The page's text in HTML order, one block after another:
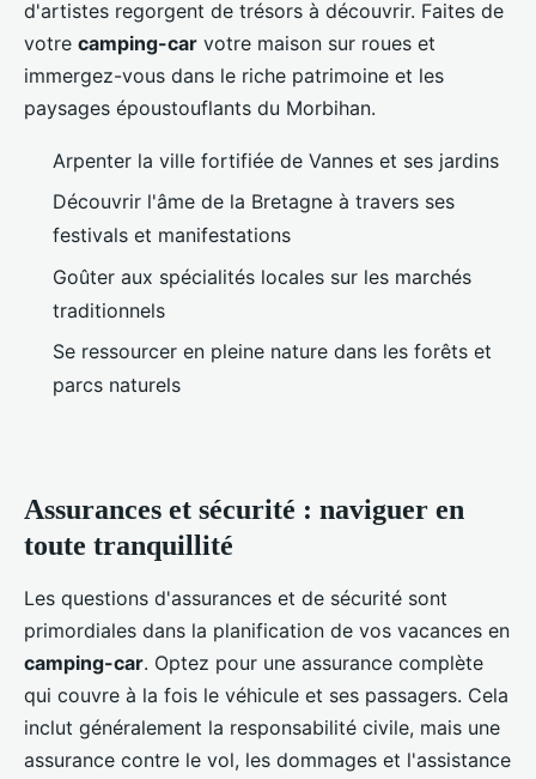
d'artistes regorgent de trésors à découvrir. Faites de
votre camping-car votre maison sur roues et
immergez-vous dans le riche patrimoine et les
paysages époustouflants du Morbihan.
Arpenter la ville fortifiée de Vannes et ses jardins
Découvrir l'âme de la Bretagne à travers ses
festivals et manifestations
Goûter aux spécialités locales sur les marchés
traditionnels
Se ressourcer en pleine nature dans les forêts et
parcs naturels
Assurances et sécurité : naviguer en
toute tranquillité
Les questions d'assurances et de sécurité sont
primordiales dans la planification de vos vacances en
camping-car. Optez pour une assurance complète
qui couvre à la fois le véhicule et ses passagers. Cela
inclut généralement la responsabilité civile, mais une
assurance contre le vol, les dommages et l'assistance